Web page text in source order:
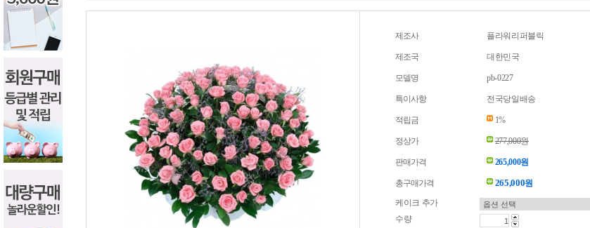
제조사 플라워리퍼블릭
제조국 대한민국
모델명 pb-0227
특이사항 전국당일배송
적립금 1%
정상가 277,000원
판매가격 265,000원
총구매가격 265,000원
케이크 추가
수량